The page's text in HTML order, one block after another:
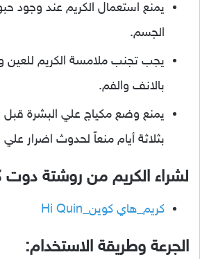
يمنع استعمال الكريم عند وجود
الجسم.
يجب تجنب ملامسة الكريم للعين
بالانف والفم.
يمنع وضع مكياج علي البشرة قبل
بثلاثة أيام منعاً لحدوث اضرار علي
لشراء الكريم من روشتة
كريم_هاي كوين_Hi Quin
الجرعة وطريقة الاستخدام: